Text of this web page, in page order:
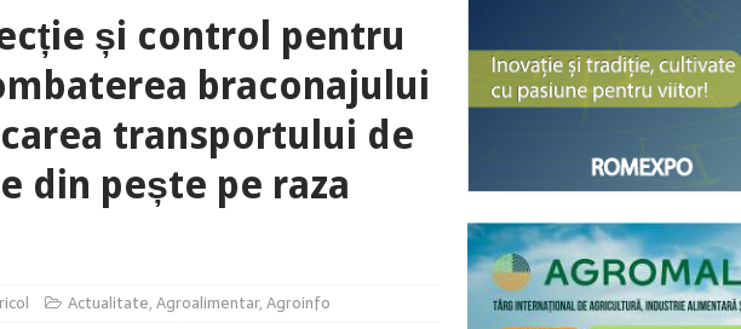
susține genetica avansată competitivitatea culturii de rapiță în România
și control pentru
braconajului
transportului de
din pește pe raza
Actualitate,Agroalimentar,Agroinfo